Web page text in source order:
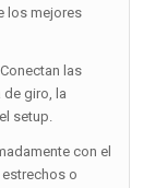
los mejores
las
de giro, la
setup.
con el
o